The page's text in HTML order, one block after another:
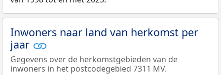
Inwoners naar land van herkomst per
jaar
Gegevens over de herkomstgebieden van de
inwoners in het postcodegebied 7311 MV.